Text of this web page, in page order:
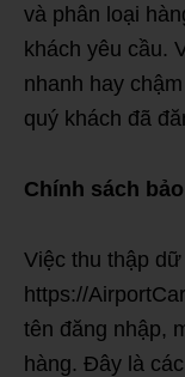
và phân loại
khách yêu cầu.
nhanh hay
quý khách đã
Chính sách
Việc thu thập
https://
tên đăng nhập,
hàng. Đây là